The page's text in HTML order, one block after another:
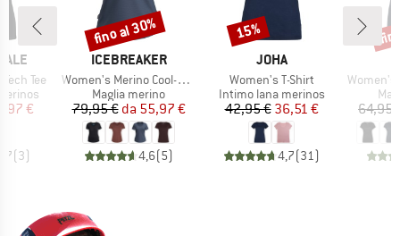
Tee
ridotto
€
(3)
MARCHIO
ICEBREAKER
Articolo
Women's Merino Cool-Lite Sphere III S/S Scoop
Gruppo di prodotti
Maglia merino
Prezzo
79,95 € Prezzo ridotto
da 55,97 €
4,6(5)
Sconto
fino al 30%
MARCHIO
JOHA
Articolo
Women's T-Shirt
Gruppo di prodotti
Intimo lana merinos
Prezzo
42,95 €Prezzo ridotto
36,51 €
4,7(31)
Sconto
15%
Articolo
Women's MerinoChill
64,95